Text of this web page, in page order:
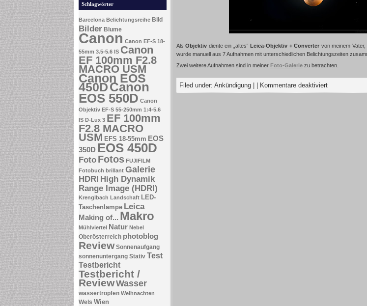
Schlagwörter
Barcelona Belichtungsreihe Bild
Bilder Blume
Canon Canon EF-S 18-
55mm 3.5-5.6 IS Canon
EF 100mm F2.8
MACRO USM
Canon EOS
450DCanon
EOS 550D Canon
Objektiv EF-S 55-250mm 1:4-5.6
IS D-Lux 3 EF 100mm
F2.8 MACRO
USM EFS 18-55mm EOS
350D EOS 450D
Foto Fotos FUJIFILM
Fotobuch brillant Galerie
HDRI High Dynamik
Range Image (HDRI)
Krenglbach Landschaft LED-
Taschenlampe Leica
Making of... Makro
Mühlviertel Natur Nebel
Oberösterreich photoblog
Review Sonnenaufgang
sonnenuntergang Stativ Test
Testbericht
Testbericht /
ReviewWasser
wassertropfen Weihnachten
Wels Wien
AlsObjektiv diente ein „altes“Leica-Objektiv + Converter von meinem
wurde manuell aus 7 Aufnahmen mit unterschiedlichen Belichtungszeiten
Zwei weitere Aufnahmen sind in meiner Foto-Galerie zu betrachten.
Filed under: Ankündigung Kommentare deaktiviert